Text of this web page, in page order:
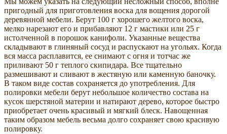
пригодный для приготовления воска для вощения дорогой
деревянной мебели. Берут 100 г хорошего желтого воска,
мелко нарезают его и прибавляют 12 г мастики или 25 г
истолченной в порошок канифоли. Указанные вещества
складывают в глиняный сосуд и распускают на угольях. Когда
вся масса расплавится, ее снимают с огня и тотчас же
приливают 50 г теплого скипидара. Все тщательно
размешивают и сливают в жестяную или каменную баночку.
В таком виде состав сохраняется до употребления. Для
полировки мебели берут небольшое количество состава на
кусок шерстяной материи и натирают дерево, которое быстро
приобретает очень красивый и мягкий блеск. Навощенная
таким образом мебель весьма долго сохраняет свою красивую
полировку.